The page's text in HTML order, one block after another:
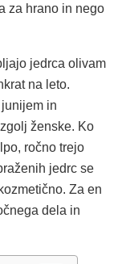
za hrano in nego
jedrca olivam
na leto.
in
ženske. Ko
ročno trejo
jedrc se
Za en
dela in